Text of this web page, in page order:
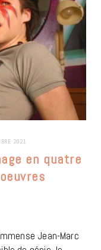
2021
en quatre
Jean-Marc